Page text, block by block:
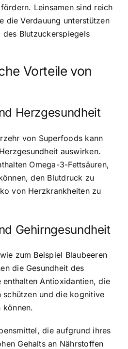
Leinsamen sind reich
die Verdauung unterstützen
des Blutzuckerspiegels
Vorteile von
Herzgesundheit
von Superfoods kann
auswirken.
Omega-3-Fettsäuren,
den Blutdruck zu
von Herzkrankheiten zu
Gehirngesundheit
zum Beispiel Blaubeeren
die Gesundheit des
enthalten Antioxidantien, die
schützen und die kognitive
können.
die aufgrund ihres
Gehalts an Nährstoffen